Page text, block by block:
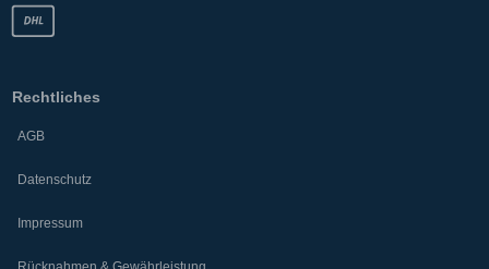
Rechtliches
AGB
Datenschutz
Impressum